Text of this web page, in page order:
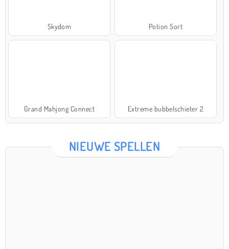
Skydom Potion Sort
Grand Mahjong Connect Extreme bubbelschieter 2
NIEUWE SPELLEN